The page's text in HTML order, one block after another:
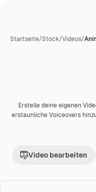
Startseite/Stock/Videos/
PremiumKI-generiert
Erstelle deine eigenen
erstaunliche Voiceovers
Video bearbeiten